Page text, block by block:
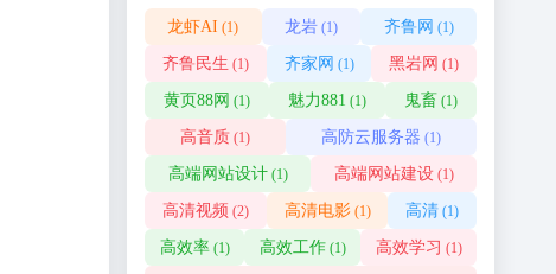
龙虾AI (1) 龙岩 (1) 齐鲁网 (1)
齐鲁民生 (1) 齐家网 (1) 黑岩网 (1)
黄页88网 (1) 魅力881 (1) 鬼畜 (1)
高音质 (1) 高防云服务器 (1)
高端网站设计(1) 高端网站建设(1)
高清视频 (2) 高清电影(1) 高清 (1)
高效率(1) 高效工作(1) 高效学习 (1)